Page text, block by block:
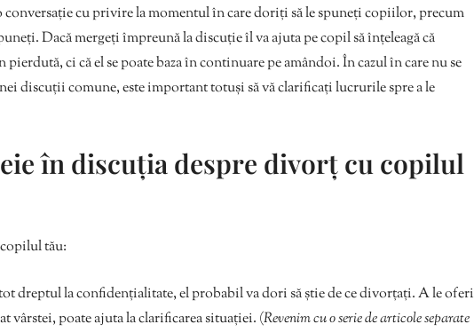
conversație cu privire la momentul în care doriți să le spuneți copiilor, precum
Dacă mergeți împreună la discuție îl va ajuta pe copil să înțeleagă că
pierdută, ci că el se poate baza în continuare pe amândoi. În cazul în care nu se
discuții comune, este important totuși să vă clarificați lucrurile spre a le
în discuția despre divorț cu copilul
tău:
dreptul la confidențialitate, el probabil va dori să știe de ce divorțați. A le oferi
vârstei, poate ajuta la clarificarea situației. (Revenim cu o serie de articole separate